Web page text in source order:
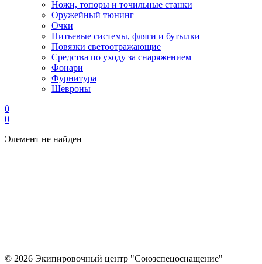
Ножи, топоры и точильные станки
Оружейный тюнинг
Очки
Питьевые системы, фляги и бутылки
Повязки светоотражающие
Средства по уходу за снаряжением
Фонари
Фурнитура
Шевроны
0
0
Элемент не найден
© 2026 Экипировочный центр "Союзспецоснащение"